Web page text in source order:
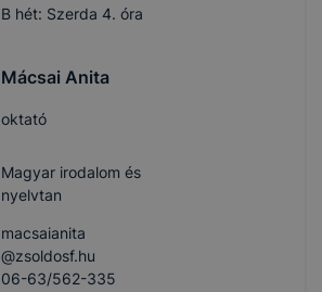
B hét: Szerda 4. óra
Mácsai Anita
oktató
Magyar irodalom és
nyelvtan
macsaianita​
@zsoldosf.hu
06-63/562-335